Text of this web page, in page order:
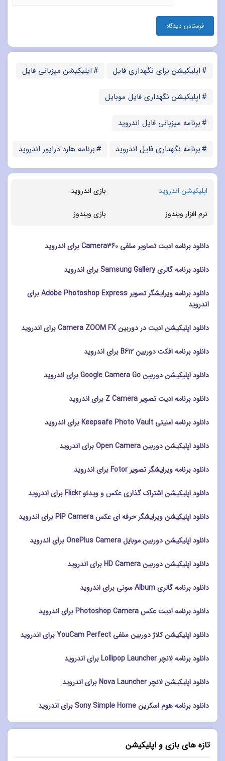
اپلیکیشن برای نگهداری فایل اپلیکیشن میزبانی فایل
اپلیکیشن نگهداری فایل موبایل
برنامه میزبانی فایل اندروید
برنامه نگهداری فایل اندروید برنامه هارد درایور اندروید
اپلیکیشن اندروید بازی اندروید
نرم افزار ویندوز بازی ویندوز
دانلود برنامه ادیت تصاویر سلفی Camera360 برای اندروید
دانلود برنامه گالری Samsung Gallery برای اندروید
دانلود برنامه ویرایشگر تصویر Adobe Photoshop Express برای
اندروید
دانلود اپلیکیشن ادیت در دوربین Camera ZOOM FX برای اندروید
دانلود برنامه افکت دوربین B612 برای اندروید
دانلود اپلیکیشن دوربین Google Camera Go برای اندروید
دانلود برنامه ادیت تصویر Z Camera برای اندروید
دانلود برنامه امنیتی Keepsafe Photo Vault برای اندروید
دانلود اپلیکیشن دوربین Open Camera برای اندروید
دانلود برنامه ویرایشگر تصویر Fotor برای اندروید
دانلود اپلیکیشن اشتراک گذاری عکس و ویدئو Flickr برای اندروید
دانلود اپلیکیشن ویرایشگر حرفه ای عکس PIP Camera برای اندروید
دانلود اپلیکیشن دوربین موبایل OnePlus Camera برای اندروید
دانلود اپلیکیشن دوربین HD Camera برای اندروید
دانلود برنامه گالری Album سونی برای اندروید
دانلود برنامه ادیت عکس Photoshop Camera برای اندروید
دانلود اپلیکیشن کلاژ دوربین سلفی YouCam Perfect برای اندروید
دانلود برنامه لانچر Lollipop Launcher برای اندروید
دانلود اپلیکیشن لانچر Nova Launcher برای اندروید
دانلود برنامه هوم اسکرین Sony Simple Home برای اندروید
تازه های بازی و اپلیکیشن